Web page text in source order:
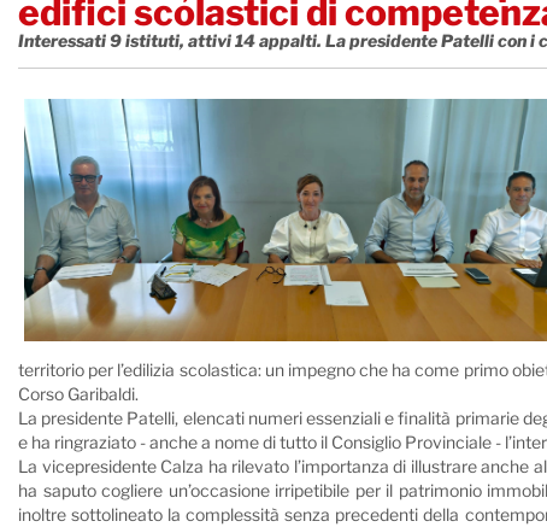
edifici scolastici di
Interessati 9 istituti, attivi 14 appalti. La presidente Patelli con i
territorio per l’edilizia scolastica: un impegno che ha come primo
Corso Garibaldi.
La presidente Patelli, elencati numeri essenziali e finalità primarie
e ha ringraziato - anche a nome di tutto il Consiglio Provinciale -
La vicepresidente Calza ha rilevato l’importanza di illustrare anche
ha saputo cogliere un’occasione irripetibile per il patrimonio
inoltre sottolineato la complessità senza precedenti della